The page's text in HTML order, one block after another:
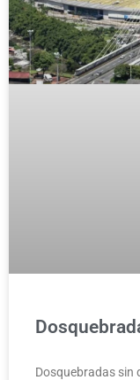
Dosquebradas sin